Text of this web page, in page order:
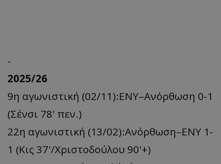
-
2025/26
9η αγωνιστική (02/11):ΕΝΥ–Ανόρθωση 0-1
(Σένσι 78' πεν.)
22η αγωνιστική (13/02):Ανόρθωση–ΕΝΥ 1-
1 (Κις 37'/Χριστοδούλου 90'+)